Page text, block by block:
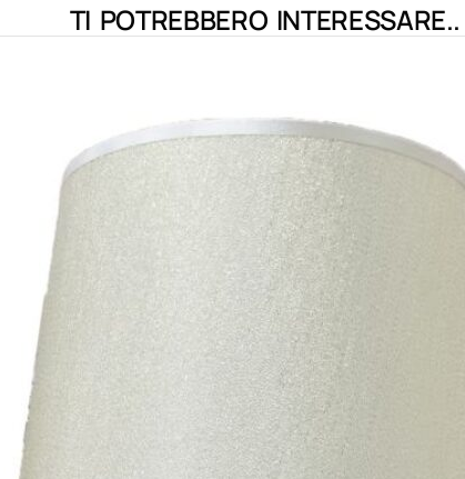
TI POTREBBERO INTERESSARE..